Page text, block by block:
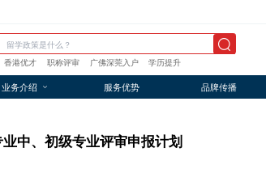
香港优才 职称评审 广佛深莞入户 学历提升
业务介绍 服务优势 品牌传播
中、初级专业评审申报计划